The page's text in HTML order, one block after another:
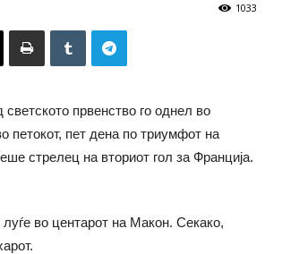
1033
првенство го однел во
петокот, пет дена по триумфот на
стрелец на вториот гол за Франција.
во центарот на Макон. Секако,